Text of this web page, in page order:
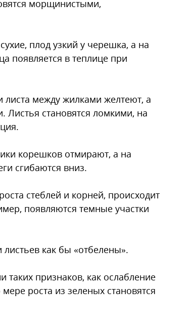
морщинистыми,
плод узкий у черешка, а на
появляется в теплице при
листа между жилками желтеют, а
Листья становятся ломкими, на
корешков отмирают, а на
сгибаются вниз.
стеблей и корней, происходит
появляются темные участ­ки
листьев как бы «отбелены».
таких признаков, как ослабление
роста из зеленых становятся